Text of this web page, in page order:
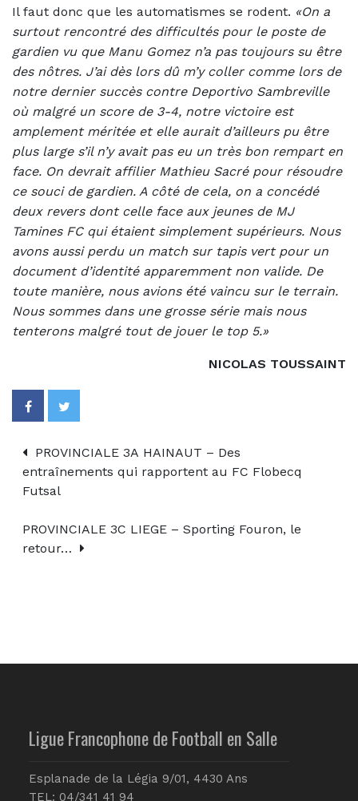
Il faut donc que les automatismes se rodent. «On a
surtout rencontré des difficultés pour le poste de
gardien vu que Manu Gomez n’a pas toujours su être
des nôtres. J’ai dès lors dû m’y coller comme lors de
notre dernier succès contre Deportivo Sambreville
où malgré un score de 3-4, notre victoire est
amplement méritée et elle aurait d’ailleurs pu être
plus large s’il n’y avait pas eu un très bon rempart en
face. On devrait affilier Mathieu Sacré pour résoudre
ce souci de gardien. A côté de cela, on a concédé
deux revers dont celle face aux jeunes de MJ
Tamines FC qui étaient simplement supérieurs. Nous
avons aussi perdu un match sur tapis vert pour un
document d’identité apparemment non valide. De
toute manière, nous avions été vaincu sur le terrain.
Nous sommes dans une grosse série mais nous
tenterons malgré tout de jouer le top 5.»
NICOLAS TOUSSAINT
PROVINCIALE 3A HAINAUT – Des
entraînements qui rapportent au FC Flobecq
Futsal
PROVINCIALE 3C LIEGE – Sporting Fouron, le
retour…
Ligue Francophone de Football en Salle
Esplanade de la Légia 9/01, 4430 Ans
TEL: 04/341 41 94